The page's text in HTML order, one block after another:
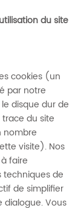
du site
cookies (un
par notre
disque dur de
du site
nombre
visite). Nos
faire
de
de simplifier
dialogue. Vous